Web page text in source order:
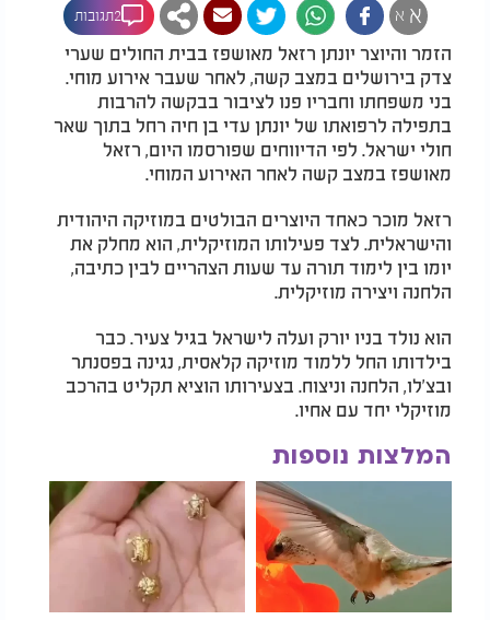
א א 2תגובות
הזמר והיוצר יונתן רזאל מאושפז בבית החולים שערי
צדק בירושלים במצב קשה, לאחר שעבר אירוע מוחי.
בני משפחתו וחבריו פנו לציבור בבקשה להרבות
בתפילה לרפואתו של יונתן עדי בן חיה רחל בתוך שאר
חולי ישראל. לפי הדיווחים שפורסמו היום, רזאל
מאושפז במצב קשה לאחר האירוע המוחי.
רזאל מוכר כאחד היוצרים הבולטים במוזיקה היהודית
והישראלית. לצד פעילותו המוזיקלית, הוא מחלק את
יומו בין לימוד תורה עד שעות הצהריים לבין כתיבה,
הלחנה ויצירה מוזיקלית.
הוא נולד בניו יורק ועלה לישראל בגיל צעיר. כבר
בילדותו החל ללמוד מוזיקה קלאסית, נגינה בפסנתר
ובצ'לו, הלחנה וניצוח. בצעירותו הוציא תקליט בהרכב
מוזיקלי יחד עם אחיו.
המלצות נוספות